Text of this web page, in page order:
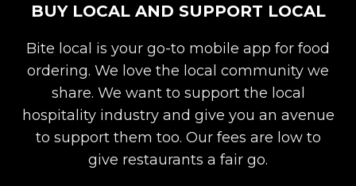
BUY LOCAL AND SUPPORT LOCAL
Bite local is your go-to mobile app for food
ordering. We love the local community we
share. We want to support the local
hospitality industry and give you an avenue
to support them too. Our fees are low to
give restaurants a fair go.